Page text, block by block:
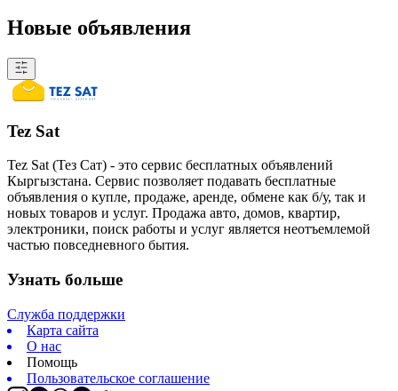
Новые объявления
Tez Sat
Tez Sat (Тез Сат) - это сервис бесплатных объявлений
Кыргызстана. Сервис позволяет подавать бесплатные
объявления о купле, продаже, аренде, обмене как б/у, так и
новых товаров и услуг. Продажа авто, домов, квартир,
электроники, поиск работы и услуг является неотъемлемой
частью повседневного бытия.
Узнать больше
Служба поддержки
Карта сайта
О нас
Помощь
Пользовательское соглашение